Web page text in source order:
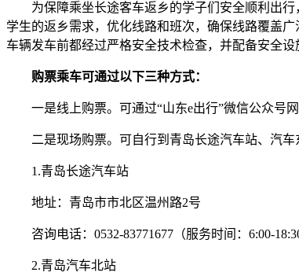
为保障乘坐长途客车返乡的学子们安全顺利出行
学生的返乡需求，优化线路和班次，确保线路覆盖
车辆发车前都经过严格安全技术检查，并配备安全
购票乘车可通过以下三种方式：
一是线上购票。可通过“山东e出行”微信公众号网
二是现场购票。可自行到青岛长途汽车站、汽车
1.青岛长途汽车站
地址：青岛市市北区温州路2号
咨询电话：0532-83771677（服务时间：6:00-18:30
2.青岛汽车北站